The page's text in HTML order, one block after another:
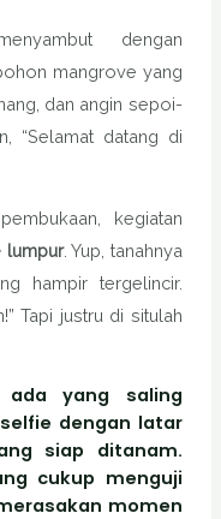
dengan
mangrove yang
dan angin sepoi-
“Selamat datang di
kegiatan
lumpur. Yup, tanahnya
hampir tergelincir.
Tapi justru di situlah
yang saling
selfie dengan latar
siap ditanam.
cukup menguji
momen